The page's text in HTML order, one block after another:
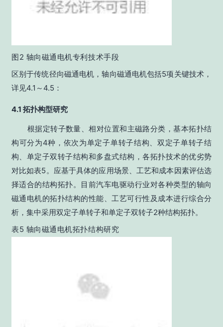
图2 轴向磁通电机专利技术手段
区别于传统径向磁通电机，轴向磁通电机包括5项关键技术，
详见4.1～4.5：
4.1 拓扑构型研究
根据定转子数量、相对位置和主磁路分类，基本拓扑结
构可分为4种，依次为单定子单转子结构、双定子单转子结
构、单定子双转子结构和多盘式结构，各拓扑技术的优劣势
对比如表5。应基于具体的应用场景、工艺和成本因素评估选
择适合的结构拓扑。目前汽车电驱动行业对各种类型的轴向
磁通电机的拓扑结构的性能、工艺可行性及成本进行综合分
析，集中采用双定子单转子和单定子双转子2种结构拓扑。
表5 轴向磁通电机拓扑结构研究